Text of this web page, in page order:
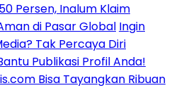
Persen, Inalum Klaim
di Pasar Global Ingin
Tak Percaya Diri
Publikasi Profil Anda!
Bisa Tayangkan Ribuan